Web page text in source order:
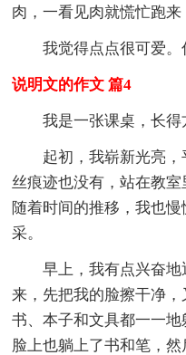
肉，一看见肉就慌忙跑来
我觉得点点很可爱。
说明文的作文 篇4
我是一张课桌，长得
起初，我崭新光亮
丝痕迹也没有，站在教室
随着时间的推移，我也
采。
早上，我有点兴奋
来，先把我的脸擦干净
书、本子和文具都一一
脸上也躺上了书和笔，